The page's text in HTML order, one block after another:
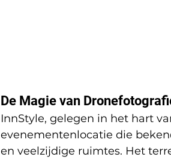
De Magie van
InnStyle, gelegen in het hart
evenementenlocatie die
en veelzijdige ruimtes. Het